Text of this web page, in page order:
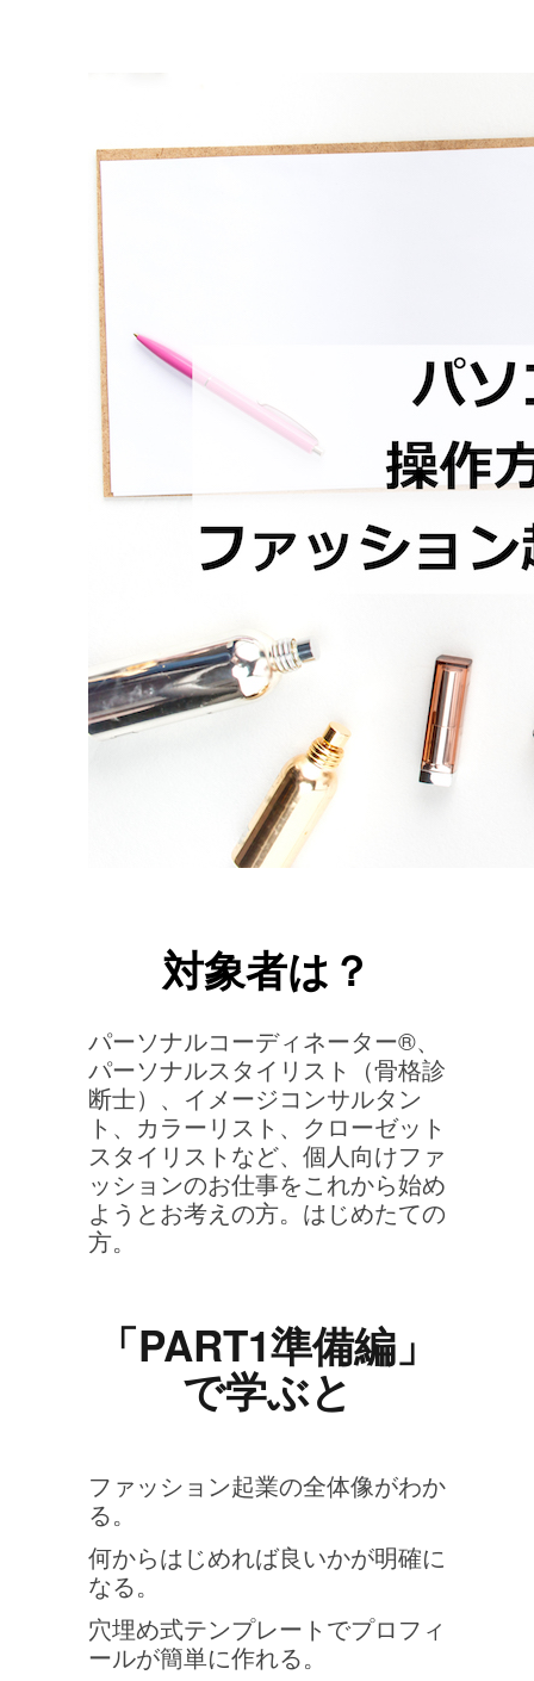
対象者は？
パーソナルコーディネーター®、
パーソナルスタイリスト（骨格診
断士）、イメージコンサルタン
ト、カラーリスト、クローゼット
スタイリストなど、個人向けファ
ッションのお仕事をこれから始め
ようとお考えの方。はじめたての
方。
「PART1準備編」
で学ぶと
ファッション起業の全体像がわか
る。
何からはじめれば良いかが明確に
なる。
穴埋め式テンプレートでプロフィ
ールが簡単に作れる。